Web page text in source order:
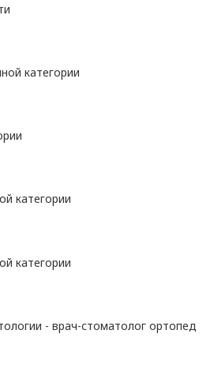
категории
категории
категории
- врач-стоматолог ортопед